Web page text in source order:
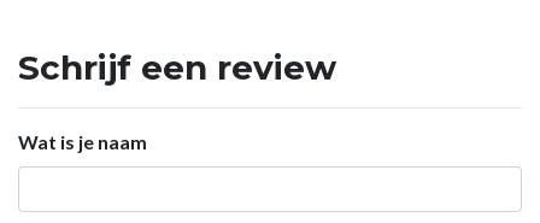
Schrijf een review
Wat is je naam